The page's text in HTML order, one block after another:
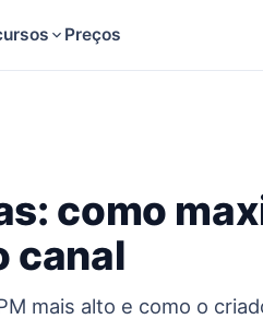
Preços
como
canal
mais alto e como o